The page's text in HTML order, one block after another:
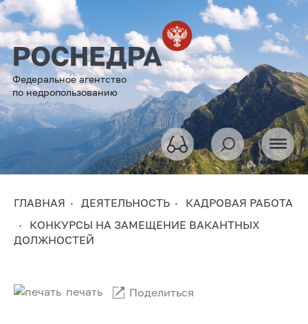
Федеральное агентство
по недропользованию
ГЛАВНАЯ ДЕЯТЕЛЬНОСТЬ
КАДРОВАЯ РАБОТА
КОНКУРСЫ НА ЗАМЕЩЕНИЕ ВАКАНТНЫХ
ДОЛЖНОСТЕЙ
печать Поделиться